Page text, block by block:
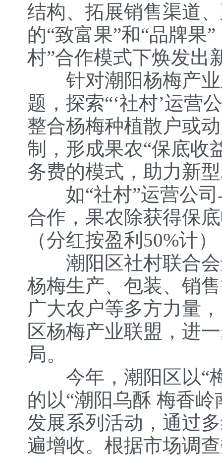
结构、拓展销售渠道
的“致富果”和“品牌果
村”合作模式下焕发出
针对潮阳杨梅产业
题，探索“‘社村’运营
整合杨梅种植散户或
制，形成果农“保底收
务费的模式，助力新
如“社村”运营公司
合作，果农除获得保
（分红按盈利50%计
潮阳区社村联合会
杨梅生产、包装、销
广大农户等多方力量
区杨梅产业联盟，进
局。
今年，潮阳区以“梅
的以“潮阳乌酥 梅香
发展系列活动，通过
遍增收。根据市场调